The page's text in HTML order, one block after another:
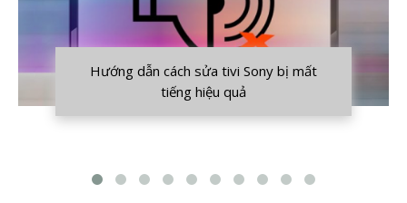
Hướng dẫn cách sửa tivi Sony bị mất
tiếng hiệu quả